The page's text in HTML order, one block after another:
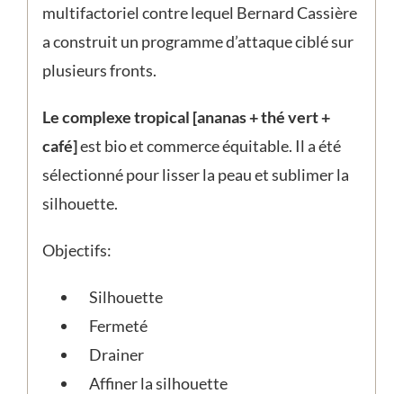
multifactoriel contre lequel Bernard Cassière
a construit un programme d’attaque ciblé sur
plusieurs fronts.
Le complexe tropical [ananas + thé vert +
café]est bio et commerce équitable. Il a été
sélectionné pour lisser la peau et sublimer la
silhouette.
Objectifs:
Silhouette
Fermeté
Drainer
Affiner la silhouette